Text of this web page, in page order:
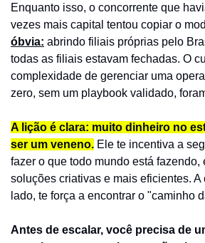
Enquanto isso, o concorrente que
vezes mais capital tentou copiar o
óbvia: abrindo filiais próprias pelo
todas as filiais estavam fechadas. O
complexidade de gerenciar uma
zero, sem um playbook validado,
A lição é clara: muito dinheiro no
ser um veneno. Ele te incentiva a
fazer o que todo mundo está fazendo,
soluções criativas e mais eficientes. A
lado, te força a encontrar o "caminho
Antes de escalar, você precisa de